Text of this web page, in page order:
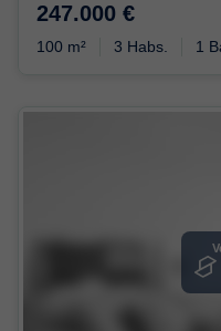
247.000 €
100 m² 3 Habs. 1